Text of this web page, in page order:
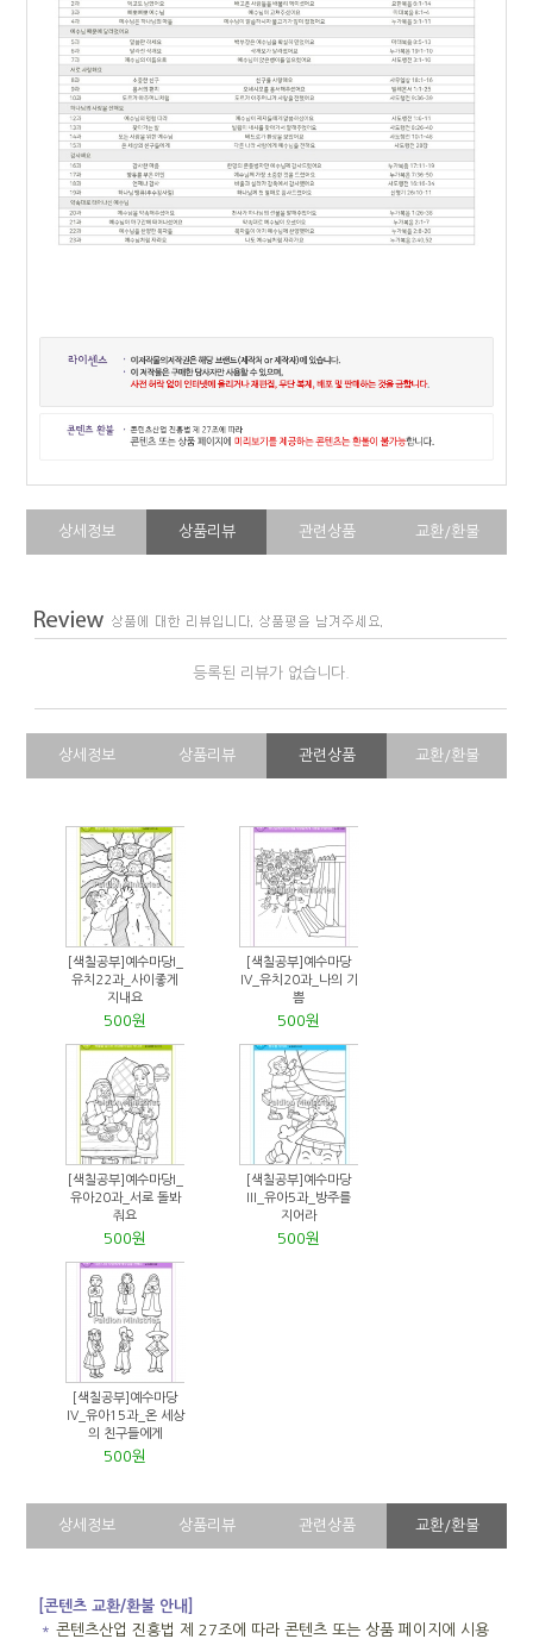
상세정보 상품리뷰 관련상품 교환/환불
등록된 리뷰가 없습니다.
상세정보 상품리뷰 관련상품 교환/환불
[색칠공부]예수마당I_
유치22과_사이좋게
지내요
500원
[색칠공부]예수마당
IV_유치20과_나의 기
쁨
500원
[색칠공부]예수마당I_
유아20과_서로 돌봐
줘요
500원
[색칠공부]예수마당
III_유아5과_방주를
지어라
500원
[색칠공부]예수마당
IV_유아15과_온 세상
의 친구들에게
500원
상세정보 상품리뷰 관련상품 교환/환불
[콘텐츠 교환/환불 안내]
＊ 콘텐츠산업 진흥법 제 27조에 따라 콘텐츠 또는 상품 페이지에 시용